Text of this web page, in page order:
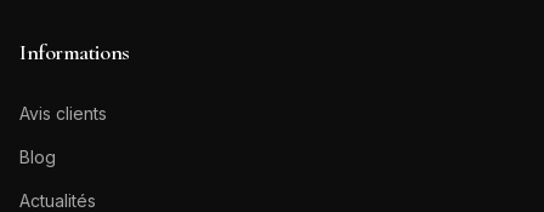
Informations
Avis clients
Blog
Actualités